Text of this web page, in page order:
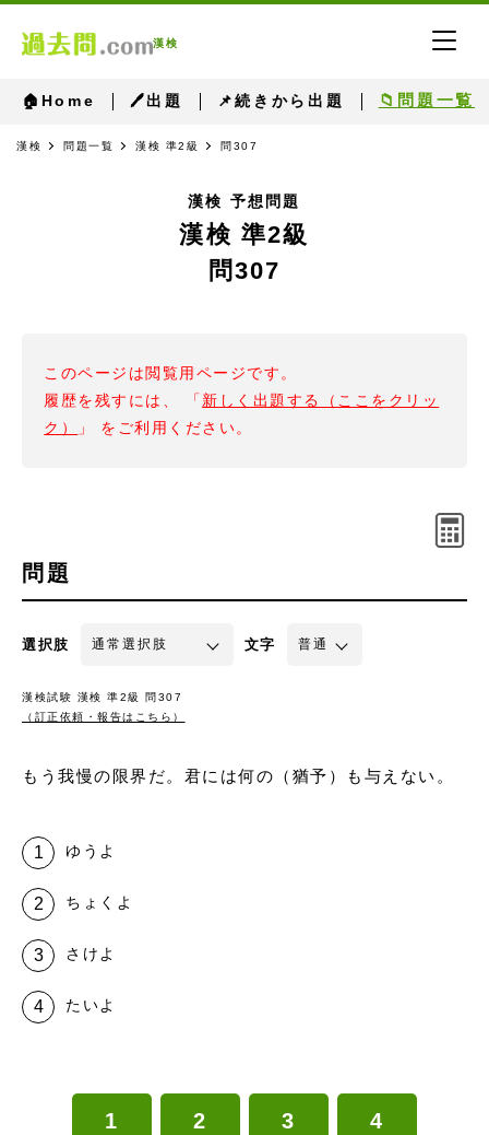
漢検
🏠Home 🖊出題 📌続きから出題 📁問題一覧
漢検 問題一覧 漢検 準2級 問307
漢検 予想問題
漢検 準2級
問307
このページは閲覧用ページです。
履歴を残すには、 「 新しく出題する（ここをクリッ
ク）
」 をご利用ください。
問題
選択肢 文字
漢検試験 漢検 準2級 問307
（訂正依頼・報告はこちら）
もう我慢の限界だ。君には何の（猶予）も与えない。
ゆうよ
ちょくよ
さけよ
たいよ
1 2 3 4